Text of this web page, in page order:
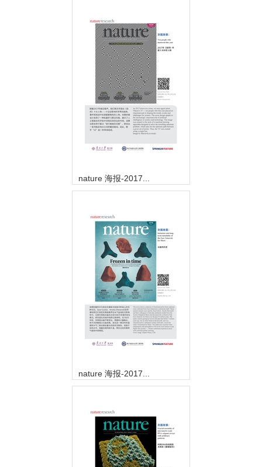
nature 海报-2017...
nature 海报-2017...